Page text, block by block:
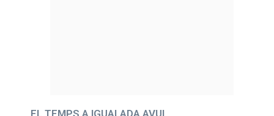
EL TEMPS A IGUALADA AVUI